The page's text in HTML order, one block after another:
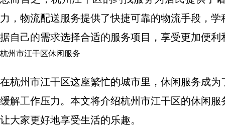
力，物流配送服务提供了快捷可靠的物流手段，
据自己的需求选择合适的服务项目，享受更加便利
杭州市江干区休闲服务
在杭州市江干区这座繁忙的城市里，休闲服务成
缓解工作压力。本文将介绍杭州市江干区的休闲
让大家更好地享受生活的乐趣。